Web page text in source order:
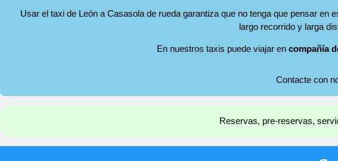
Usar el taxi de León a Casasola de rueda garantiza que no tenga que pensar
largo recorrido y larga
En nuestros taxis puede viajar en compañía
Contacte con
Reservas, pre-reservas,